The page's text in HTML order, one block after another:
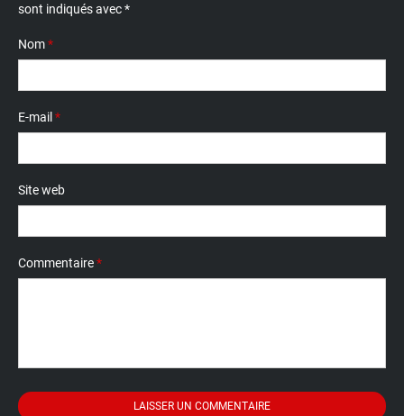
sont indiqués avec*
Nom*
E-mail *
Site web
Commentaire*